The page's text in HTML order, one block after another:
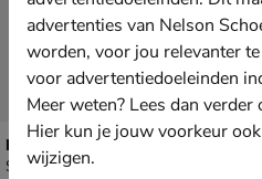
Nelson
Sandalen - beige
advertenties van Nelson
worden, voor jou relevanter
voor advertentiedoeleinden
Meer weten? Lees dan verder
Hier kun je jouw voorkeur
wijzigen.